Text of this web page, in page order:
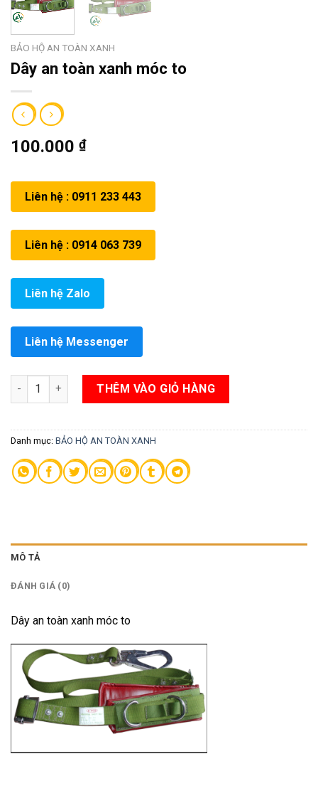
BẢO HỘ AN TOÀN XANH
Dây an toàn xanh móc to
100.000 ₫
Liên hệ : 0911 233 443
Liên hệ : 0914 063 739
Liên hệ Zalo
Liên hệ Messenger
Dây an toàn xanh móc to số lượng
THÊM VÀO GIỎ HÀNG
Danh mục: BẢO HỘ AN TOÀN XANH
MÔ TẢ
ĐÁNH GIÁ (0)
Dây an toàn xanh móc to